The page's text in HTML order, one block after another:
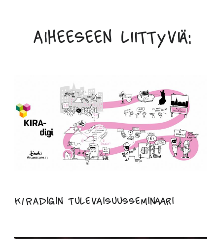
Aiheeseen liittyviä:
KIRAdigin tulevaisuusseminaari